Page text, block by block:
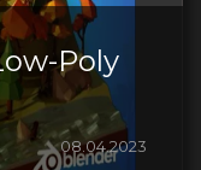
Poly
08.04.2023